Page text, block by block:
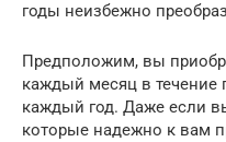
годы неизбежно
Предположим, вы
каждый месяц в течение
каждый год. Даже если
которые надежно к вам